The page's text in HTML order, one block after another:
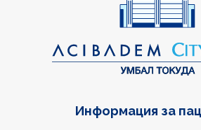
Информация за